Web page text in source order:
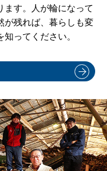
ます。人が輪になって
が残れば、暮らしも変
ってください。